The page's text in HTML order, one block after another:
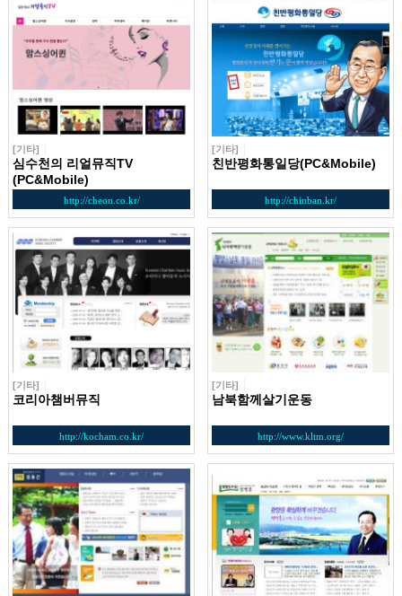
[기타]
심수천의 리얼뮤직TV
(PC&Mobile)
http://cheon.co.kr/
[기타]
친반평화통일당(PC&Mobile)
http://chinban.kr/
[기타]
코리아챔버뮤직
http://kocham.co.kr/
[기타]
남북함께살기운동
http://www.kltm.org/